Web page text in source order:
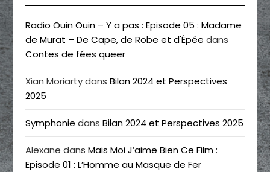
Radio Ouin Ouin – Y a pas : Episode 05 : Madame
de Murat – De Cape, de Robe et d'Épée dans
Contes de fées queer
Xian MoriartydansBilan 2024 et Perspectives
2025
Symphonie dansBilan 2024 et Perspectives 2025
Alexane dansMais Moi J’aime Bien Ce Film :
Episode 01 : L’Homme au Masque de Fer